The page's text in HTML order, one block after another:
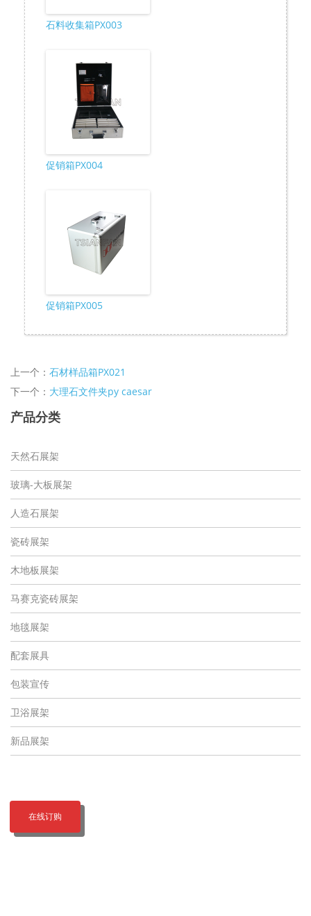
石料收集箱PX003
促销箱PX004
促销箱PX005
上一个： 石材样品箱PX021
下一个： 大理石文件夹py caesar
产品分类
天然石展架
玻璃-大板展架
人造石展架
瓷砖展架
木地板展架
马赛克瓷砖展架
地毯展架
配套展具
包装宣传
卫浴展架
新品展架
在线订购